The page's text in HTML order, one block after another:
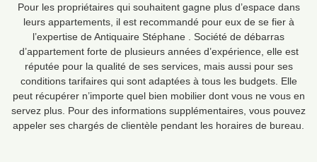
Pour les propriétaires qui souhaitent gagne plus d’espace dans
leurs appartements, il est recommandé pour eux de se fier à
l’expertise de Antiquaire Stéphane . Société de débarras
d’appartement forte de plusieurs années d’expérience, elle est
réputée pour la qualité de ses services, mais aussi pour ses
conditions tarifaires qui sont adaptées à tous les budgets. Elle
peut récupérer n’importe quel bien mobilier dont vous ne vous en
servez plus. Pour des informations supplémentaires, vous pouvez
appeler ses chargés de clientèle pendant les horaires de bureau.